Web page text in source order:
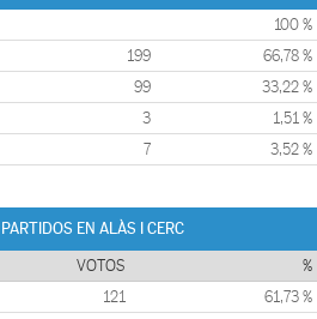
100 %
199 66,78 %
99 33,22 %
3 1,51 %
7 3,52 %
EN ALÀS I CERC
VOTOS %
121 61,73 %